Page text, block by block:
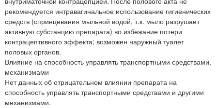
рекомендуется интравагинальное использование гигиенических
средств (спринцевания мыльной водой, т.к. мыло разрушает
активную субстанцию препарата) во избежание потери
контрацептивного эффекта; возможен наружный туалет
половых органов.
Влияние на способность управлять транспортными средствами,
механизмами
Нет данных об отрицательном влиянии препарата на
способность управлять транспортными средствами и другими
механизмами.